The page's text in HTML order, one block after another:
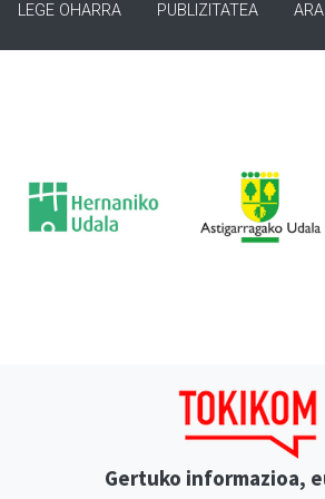
LEGE OHARRA PUBLIZITATEA
Gertuko informazioa,